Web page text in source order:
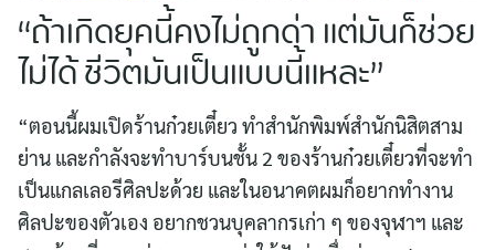
“ถ้าเกิดยุคนี้คงไม่ถูกด่า แต่มันก็ช่วย
ไม่ได้ ชีวิตมันเป็นแบบนี้แหละ”
“ตอนนี้ผมเปิดร้านก๋วยเตี๋ยว ทำสำนักพิมพ์สำนักนิสิตสาม
ย่าน และกำลังจะทำบาร์บนชั้น 2 ของร้านก๋วยเตี๋ยวที่จะทำ
เป็นแกลเลอรีศิลปะด้วย และในอนาคตผมก็อยากทำงาน
ศิลปะของตัวเอง อยากชวนบุคลากรเก่า ๆ ของจุฬาฯ และ